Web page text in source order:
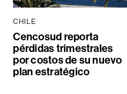
CHILE
Cencosud reporta
pérdidas trimestrales
por costos de su nuevo
plan estratégico